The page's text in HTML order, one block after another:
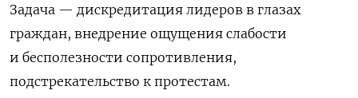
Задача — дискредитация лидеров в глазах
граждан, внедрение ощущения слабости
и бесполезности сопротивления,
подстрекательство к протестам.